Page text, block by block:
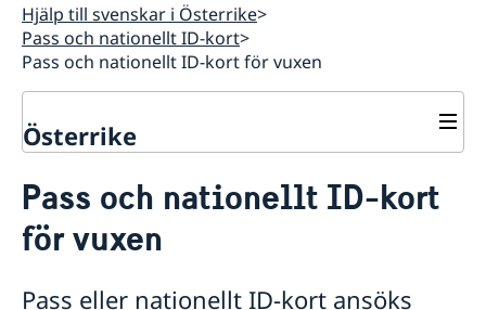
Hjälp till svenskar i Österrike
Pass och nationellt ID-kort
Pass och nationellt ID-kort för vuxen
Österrike
Hjälp till svenskar i Österrike
Rösta i Österrike
Anmälan till röstlängden inför riksdagsvalet 2026
Pass och nationellt ID-kort
Pass och nationellt ID-kort
för vuxen
Pass eller nationellt ID-kort ansöks